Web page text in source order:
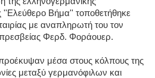
''Ελεύθερο Βήμα'' τοποθετήθηκε
με αναπληρωτή του τον
Φερδ. Φοράουερ.
μέσα στους κόλπους της
μεταξύ γερμανόφιλων και